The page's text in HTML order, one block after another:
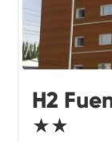
H2
★★